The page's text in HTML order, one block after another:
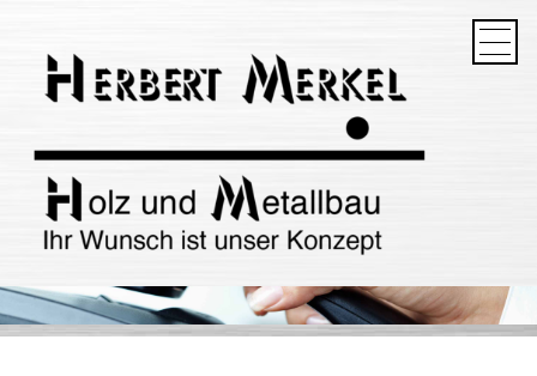
ÜBER UNS
LEISTUNGEN
IMPRESSUM
DATENSCHUTZ